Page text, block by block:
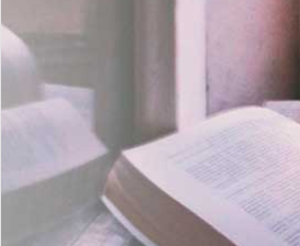
6º AO 9º ANO
Inglês: Turmas